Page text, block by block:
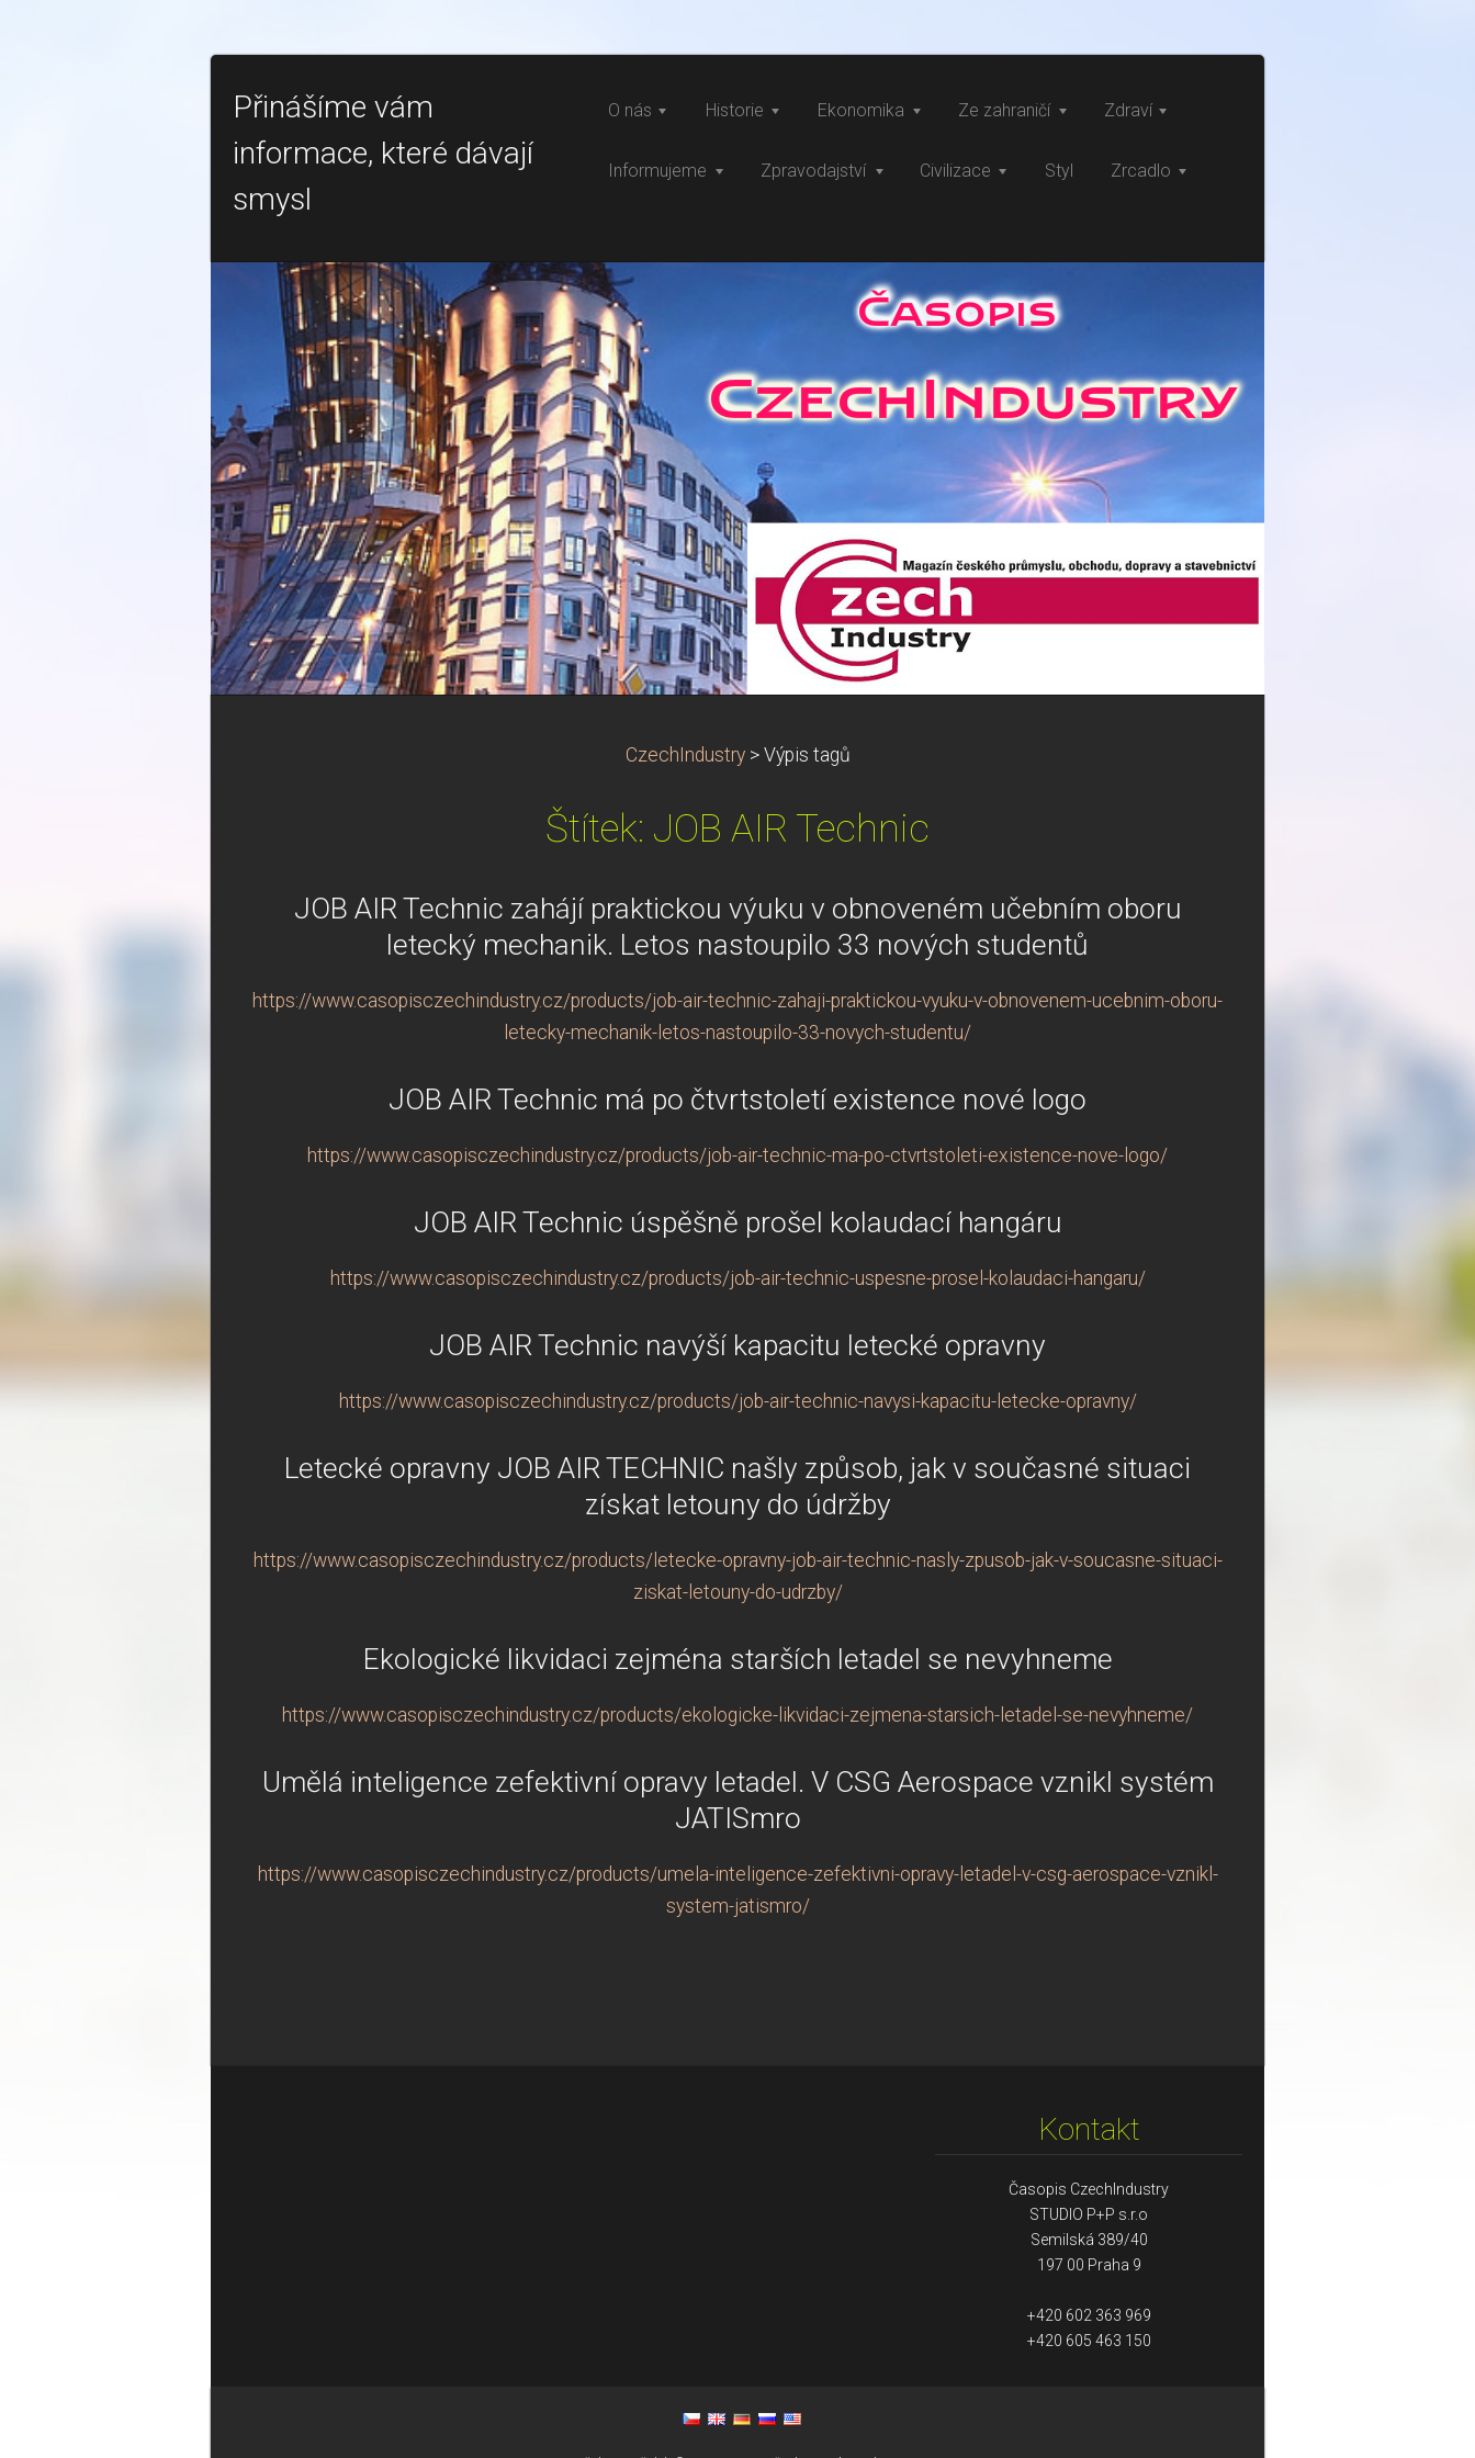
Přinášíme vám
informace, které dávají
smysl
O nás Historie Ekonomika Ze zahraničí Zdraví
Informujeme Zpravodajství Civilizace Styl Zrcadlo
CzechIndustry > Výpis tagů
Štítek: JOB AIR Technic
JOB AIR Technic zahájí praktickou výuku v obnoveném učebním oboru
letecký mechanik. Letos nastoupilo 33 nových studentů
https://www.casopisczechindustry.cz/products/job-air-technic-zahaji-praktickou-vyuku-v-obnovenem-ucebnim-oboru-
letecky-mechanik-letos-nastoupilo-33-novych-studentu/
JOB AIR Technic má po čtvrtstoletí existence nové logo
https://www.casopisczechindustry.cz/products/job-air-technic-ma-po-ctvrtstoleti-existence-nove-logo/
JOB AIR Technic úspěšně prošel kolaudací hangáru
https://www.casopisczechindustry.cz/products/job-air-technic-uspesne-prosel-kolaudaci-hangaru/
JOB AIR Technic navýší kapacitu letecké opravny
https://www.casopisczechindustry.cz/products/job-air-technic-navysi-kapacitu-letecke-opravny/
Letecké opravny JOB AIR TECHNIC našly způsob, jak v současné situaci
získat letouny do údržby
https://www.casopisczechindustry.cz/products/letecke-opravny-job-air-technic-nasly-zpusob-jak-v-soucasne-situaci-
ziskat-letouny-do-udrzby/
Ekologické likvidaci zejména starších letadel se nevyhneme
https://www.casopisczechindustry.cz/products/ekologicke-likvidaci-zejmena-starsich-letadel-se-nevyhneme/
Umělá inteligence zefektivní opravy letadel. V CSG Aerospace vznikl systém
JATISmro
https://www.casopisczechindustry.cz/products/umela-inteligence-zefektivni-opravy-letadel-v-csg-aerospace-vznikl-
system-jatismro/
Kontakt
Časopis CzechIndustry
STUDIO P+P s.r.o
Semilská 389/40
197 00 Praha 9
+420 602 363 969
+420 605 463 150